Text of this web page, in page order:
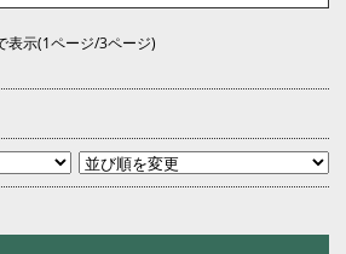
表示(1ページ/3ページ)